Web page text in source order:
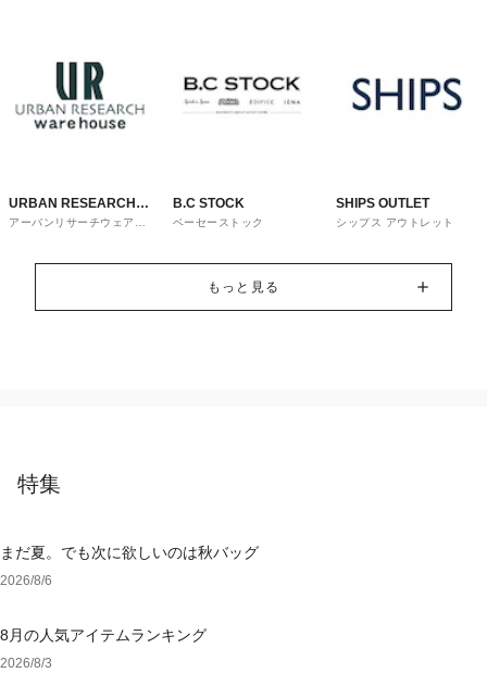
URBAN RESEARCH
ware house
アーバンリサーチウェアハ
B.C STOCK
ベーセーストック
SHIPS OUTLET
シップス アウトレット
もっと見る
特集
まだ夏。でも次に欲しいのは秋バッグ
2026/8/6
8月の人気アイテムランキング
2026/8/3